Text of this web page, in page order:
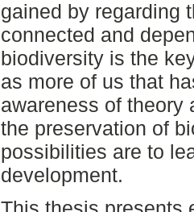
gained by regarding
connected and
biodiversity is the
as more of us that
awareness of theory
the preservation of
possibilities are to
development.